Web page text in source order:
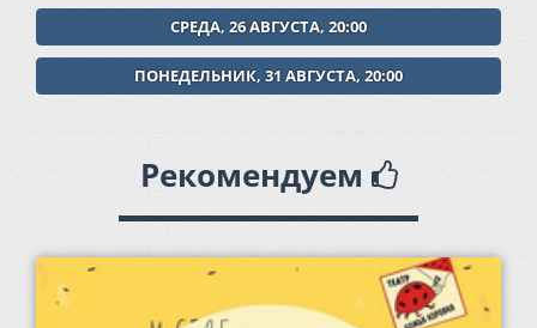
СРЕДА, 26 АВГУСТА, 20:00
ПОНЕДЕЛЬНИК, 31 АВГУСТА, 20:00
Рекомендуем